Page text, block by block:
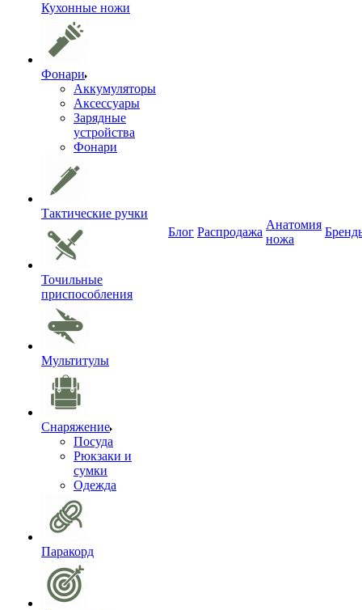
Кухонные ножи
Фонари
Аккумуляторы
Аксессуары
Зарядные
устройства
Фонари
Тактические ручки
Точильные
приспособления
Мультитулы
Снаряжение
Посуда
Рюкзаки и
сумки
Одежда
Паракорд
Блог Распродажа
Анатомия
ножа